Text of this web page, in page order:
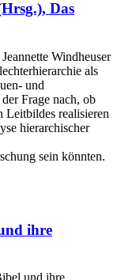
Das
Windheuser
als
und
Frage nach, ob
Leitbildes realisieren
hierarchischer
sein könnten.
ihre